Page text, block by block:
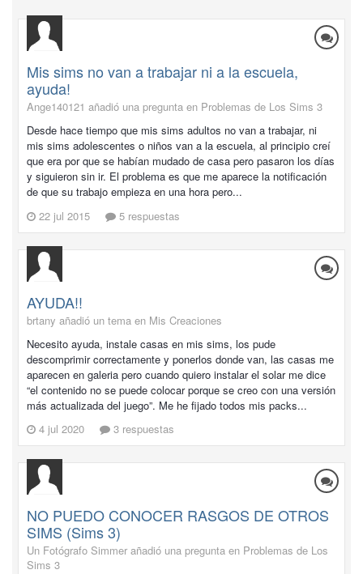
Mis sims no van a trabajar ni a la escuela,
ayuda!
Ange140121 añadió una pregunta en Problemas de Los Sims 3
Desde hace tiempo que mis sims adultos no van a trabajar, ni
mis sims adolescentes o niños van a la escuela, al principio creí
que era por que se habían mudado de casa pero pasaron los días
y siguieron sin ir. El problema es que me aparece la notificación
de que su trabajo empieza en una hora pero...
22 jul 2015
5 respuestas
AYUDA!!
brtany añadió un tema en Mis Creaciones
Necesito ayuda, instale casas en mis sims, los pude
descomprimir correctamente y ponerlos donde van, las casas me
aparecen en galeria pero cuando quiero instalar el solar me dice
“el contenido no se puede colocar porque se creo con una versión
más actualizada del juego”. Me he fijado todos mis packs...
4 jul 2020
3 respuestas
NO PUEDO CONOCER RASGOS DE OTROS
SIMS (Sims 3)
Un Fotógrafo Simmer añadió una pregunta en Problemas de Los
Sims 3